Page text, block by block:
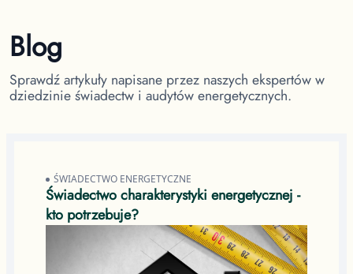
Blog
Sprawdź artykuły napisane przez naszych ekspertów w
dziedzinie świadectw i audytów energetycznych.
ŚWIADECTWO ENERGETYCZNE
Świadectwo charakterystyki energetycznej -
kto potrzebuje?